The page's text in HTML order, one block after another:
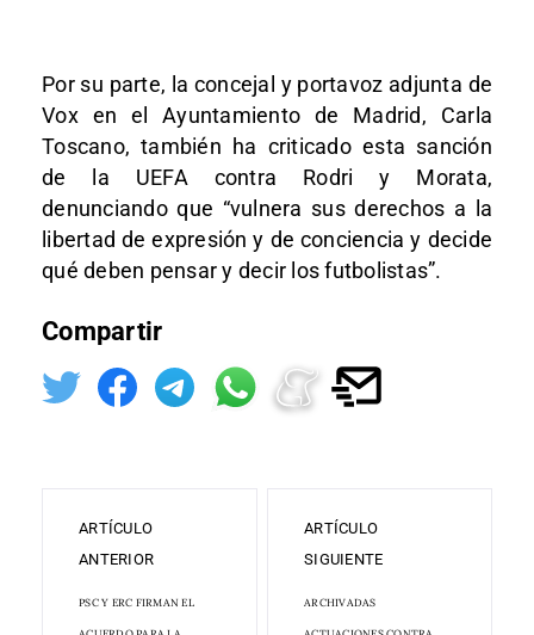
Por su parte, la concejal y portavoz adjunta de
Vox en el Ayuntamiento de Madrid, Carla
Toscano, también ha criticado esta sanción
de la UEFA contra Rodri y Morata,
denunciando que “vulnera sus derechos a la
libertad de expresión y de conciencia y decide
qué deben pensar y decir los futbolistas”.
Compartir
ARTÍCULO
ANTERIOR
PSC Y ERC FIRMAN EL
ARTÍCULO
SIGUIENTE
ARCHIVADAS